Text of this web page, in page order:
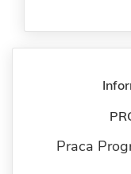
Praca